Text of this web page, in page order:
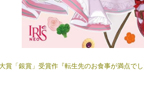
賞「銀賞」受賞作『転生先のお食事が満点で